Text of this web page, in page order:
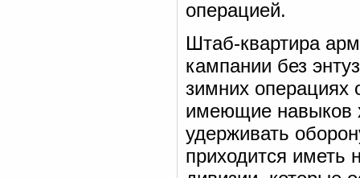
операцией.
Штаб-квартира
кампании без
зимних операциях
имеющие навыков
удерживать
приходится иметь